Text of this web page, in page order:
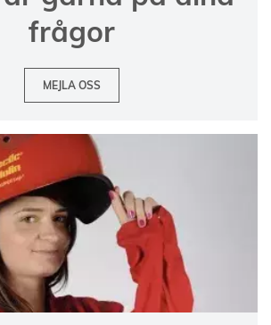
frågor
MEJLA OSS